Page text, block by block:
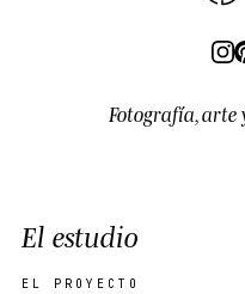
Fotografía,
El estudio
EL PROYECTO